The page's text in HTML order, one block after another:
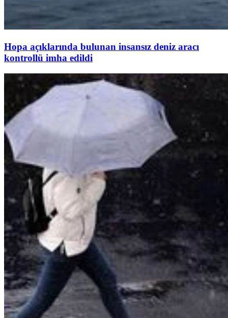
Hopa açıklarında bulunan insansız deniz aracı
kontrollü imha edildi